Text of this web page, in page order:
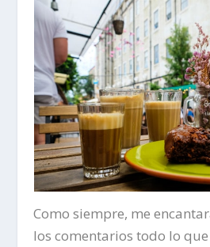
Como siempre, me
los comentarios todo lo